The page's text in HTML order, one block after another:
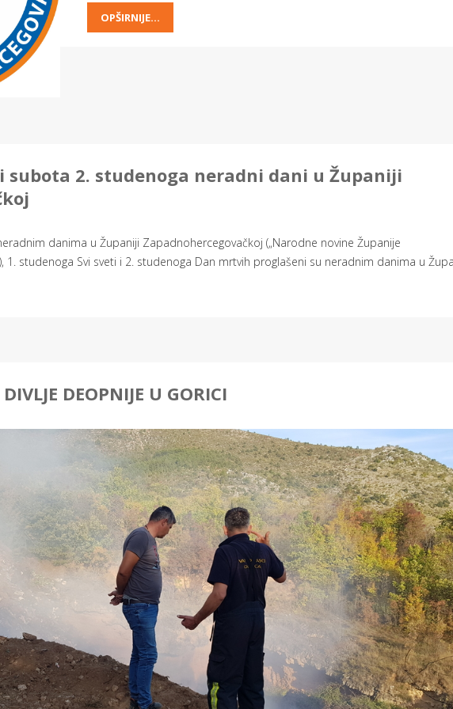
OPŠIRNIJE...
subota 2. studenoga neradni dani u Županiji
danima u Županiji Zapadnohercegovačkoj („Narodne novine Županije
1. studenoga Svi sveti i 2. studenoga Dan mrtvih proglašeni su neradnim danima u
DEOPNIJE U GORICI